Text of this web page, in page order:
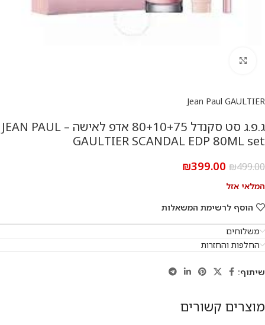
Jean Paul GAULTIER
ג.פ.ג סט סקנדל 80+10+75 אדפ לאישה – JEAN PAUL
GAULTIER SCANDAL EDP 80ML set
₪499.00
₪399.00
המלאי אזל
הוסף לרשימת המשאלות
משלוחים
החלפות והחזרות
שיתוף:
מוצרים קשורים